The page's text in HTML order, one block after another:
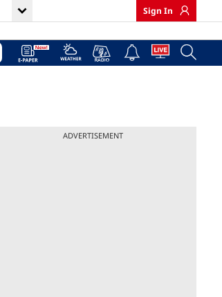
Sign In
ADVERTISEMENT